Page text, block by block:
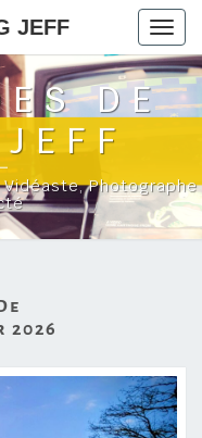
JEFF
DE
Vidéaste, Photographe
2026